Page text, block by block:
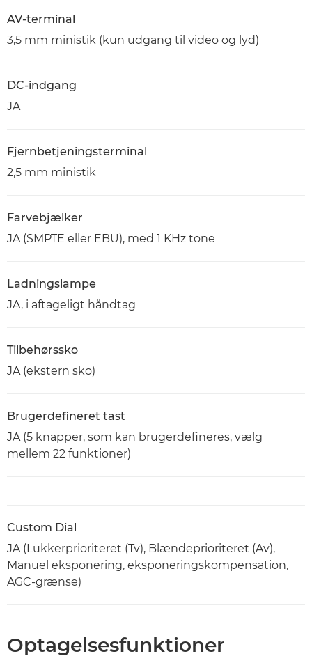
AV-terminal
3,5 mm ministik (kun udgang til video og lyd)
DC-indgang
JA
Fjernbetjeningsterminal
2,5 mm ministik
Farvebjælker
JA (SMPTE eller EBU), med 1 KHz tone
Ladningslampe
JA, i aftageligt håndtag
Tilbehørssko
JA (ekstern sko)
Brugerdefineret tast
JA (5 knapper, som kan brugerdefineres, vælg
mellem 22 funktioner)
Custom Dial
JA (Lukkerprioriteret (Tv), Blændeprioriteret (Av),
Manuel eksponering, eksponeringskompensation,
AGC-grænse)
Optagelsesfunktioner